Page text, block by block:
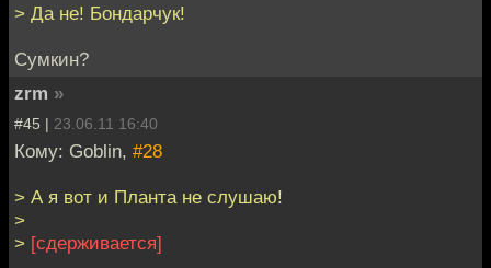
> Да не! Бондарчук!
Сумкин?
zrm »
#45 | 23.06.11 16:40
Кому: Goblin, #28
> А я вот и Планта не слушаю!
>
> [сдерживается]